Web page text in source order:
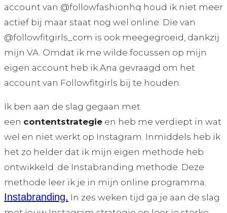
account van @followfashionhq houd ik niet meer
actief bij maar staat nog wel online. Die van
@followfitgirls_com is ook meegegroeid, dankzij
mijn VA. Omdat ik me wilde focussen op mijn
eigen account heb ik Ana gevraagd om het
account van Followfitgirls bij te houden.
Ik ben aan de slag gegaan met
een contentstrategie en heb me verdiept in wat
wel en niet werkt op Instagram. Inmiddels heb ik
het zo helder dat ik mijn eigen methode heb
ontwikkeld: de Instabranding methode. Deze
methode leer ik je in mijn online programma:
Instabranding. In zes weken tijd ga je aan de slag